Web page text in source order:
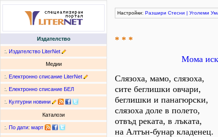
Издателство
:. Издателство LiterNet
Медии
:. Електронно списание LiterNet
:. Електронно списание БЕЛ
:. Културни новини
Каталози
:. По дати: март
Настройки: Разшири Стесни | Уголеми
* * *
Мома
Слязоха, мамо, слязоха,
сите беглишки овчари,
беглишки и панагюрски,
слязоха доле в полето,
отвъд реката, в лъката,
на Алтън-бунар кладенец.